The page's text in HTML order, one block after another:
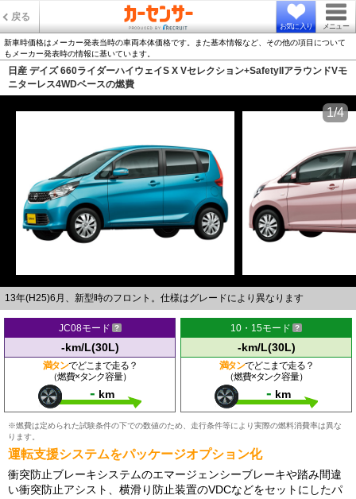
戻る
お気に入り メニュー
新車時価格はメーカー発表当時の車両本体価格です。また基本情報など、その他の項目について
もメーカー発表時の情報に基いています。
日産 デイズ 660ライダーハイウェイS X Vセレクション+SafetyIIアラウンドVモ
ニターレス4WDベースの燃費
13年(H25)6月、新型時のフロント。仕様はグレードにより異なります
1/4
JC08モード
-km/L(30L)
満タンでどこまで走る？
（燃費×タンク容量）
- km
10・15モード
-km/L(30L)
満タンでどこまで走る？
（燃費×タンク容量）
- km
※燃費は定められた試験条件の下での数値のため、走行条件等により実際の燃料消費率は異な
ります。
運転支援システムをパッケージオプション化
衝突防止ブレーキシステムのエマージェンシーブレーキや踏み間違
い衝突防止アシスト、横滑り防止装置のVDCなどをセットにしたパ